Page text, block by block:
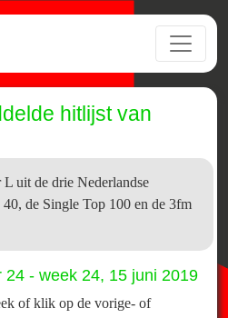
hitlijst van
L uit de drie Nederlandse
de Single Top 100 en de 3fm
- week 24, 15 juni 2019
of klik op de vorige- of